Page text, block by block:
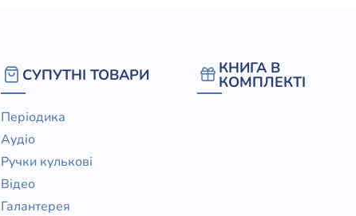
СУПУТНІ ТОВАРИ
Періодика
Аудіо
Ручки кулькові
Відео
Галантерея
КНИГА В
КОМПЛЕКТІ